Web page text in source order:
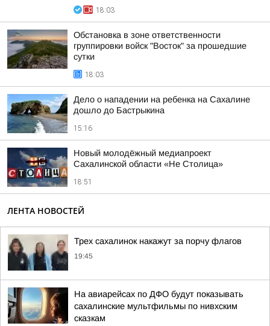
18:03
Обстановка в зоне ответственности
группировки войск "Восток" за прошедшие
сутки
18:03
Дело о нападении на ребенка на Сахалине
дошло до Бастрыкина
15:16
Новый молодёжный медиапроект
Сахалинской области «Не Столица»
18:51
ЛЕНТА НОВОСТЕЙ
Трех сахалинок накажут за порчу флагов
19:45
На авиарейсах по ДФО будут показывать
сахалинские мультфильмы по нивхским
сказкам